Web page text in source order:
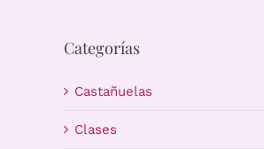
Categorías
Castañuelas
Clases